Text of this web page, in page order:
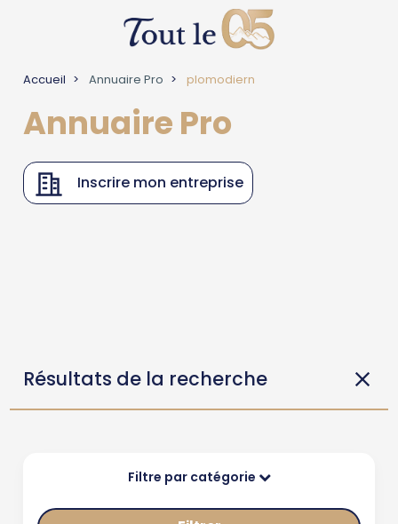
Accueil Annuaire Pro plomodiern
Annuaire Pro
Inscrire mon entreprise
Résultats de la recherche
Filtre par catégorie